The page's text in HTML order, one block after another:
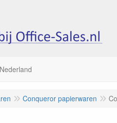
Conqueror papierwaren